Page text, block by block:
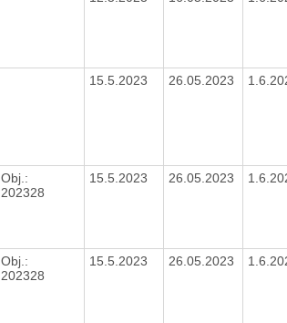
15.5.2023 26.05.2023
Obj.:
202328
15.5.2023 26.05.2023
Obj.:
202328
15.5.2023 26.05.2023